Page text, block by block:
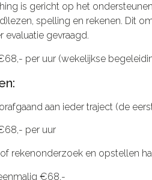
is gericht op het
spelling en rekenen. Dit
evaluatie gevraagd.
per uur (wekelijkse
aan ieder traject (de
per uur
rekenonderzoek en opstellen
€68,-